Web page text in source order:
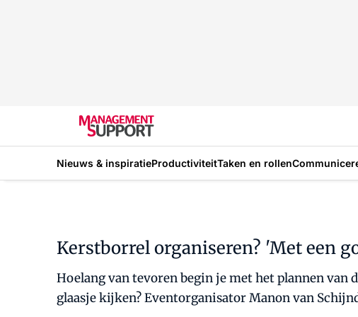
Nieuws & inspiratieProductiviteitTaken en rollen
Kerstborrel organiseren? 'Met een
Hoelang van tevoren begin je met het plannen van
glaasje kijken? Eventorganisator Manon van